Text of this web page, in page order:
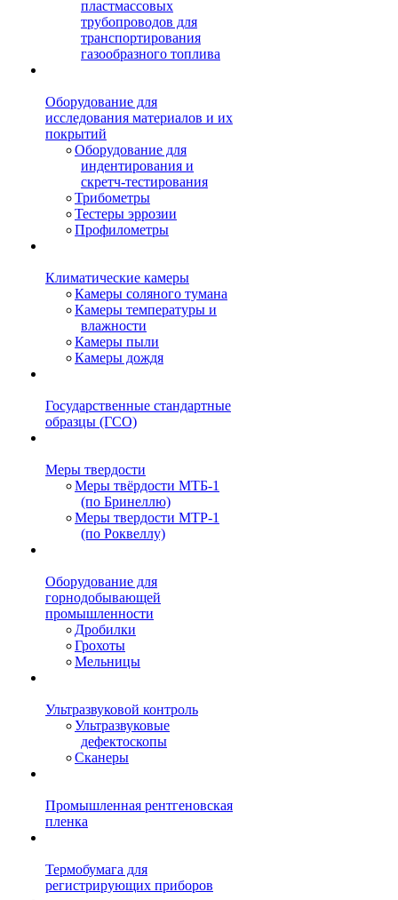
пластмассовых
трубопроводов для
транспортирования
газообразного топлива
Оборудование для
исследования материалов и их
покрытий
Оборудование для
индентирования и
скретч-тестирования
Трибометры
Тестеры эррозии
Профилометры
Климатические камеры
Камеры соляного тумана
Камеры температуры и
влажности
Камеры пыли
Камеры дождя
Государственные стандартные
образцы (ГСО)
Меры твердости
Меры твёрдости МТБ-1
(по Бринеллю)
Меры твердости МТР-1
(по Роквеллу)
Оборудование для
горнодобывающей
промышленности
Дробилки
Грохоты
Мельницы
Ультразвуковой контроль
Ультразвуковые
дефектоскопы
Сканеры
Промышленная рентгеновская
пленка
Термобумага для
регистрирующих приборов